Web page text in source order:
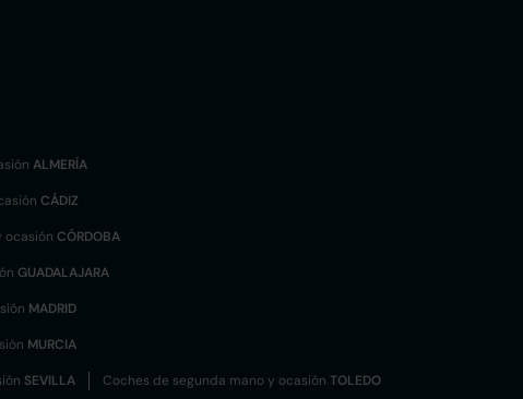
ALMERÍA
CÁDIZ
ocasión CÓRDOBA
GUADALAJARA
MADRID
MURCIA
SEVILLA Coches de segunda mano y ocasión TOLEDO